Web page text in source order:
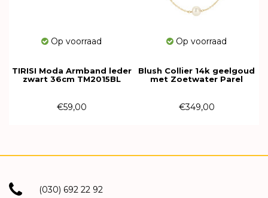
Op voorraad
TIRISI Moda Armband leder
zwart 36cm TM2015BL
€59,00
Op voorraad
Blush Collier 14k geelgoud
met Zoetwater Parel
€349,00
(030) 692 22 92